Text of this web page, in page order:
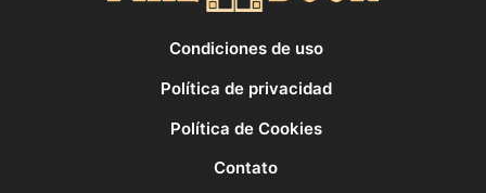
Condiciones de uso
Política de privacidad
Política de Cookies
Contato